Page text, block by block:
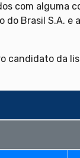
com alguma
Brasil S.A. e
candidato da